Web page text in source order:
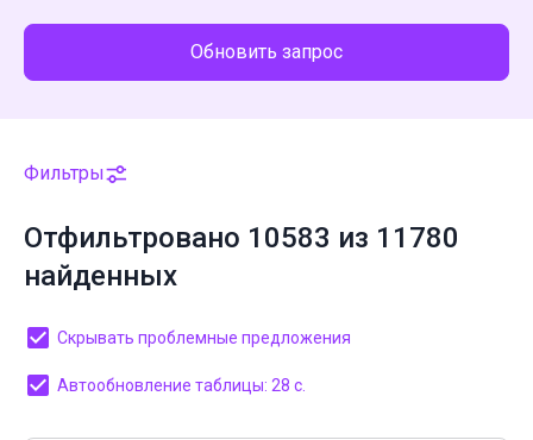
Обновить запрос
Фильтры
Отфильтровано 10583 из 11780
найденных
Скрывать проблемные предложения
Автообновление таблицы: 27 с.